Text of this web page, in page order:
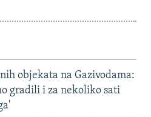
objekata na Gazivodama:
gradili i za nekoliko sati